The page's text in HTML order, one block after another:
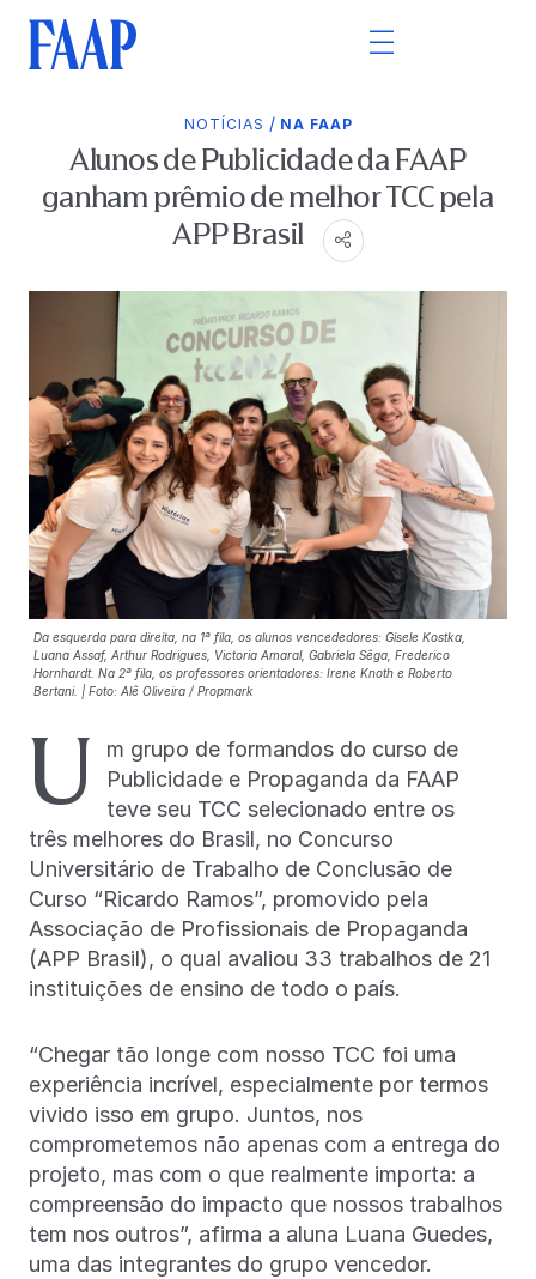
NOTÍCIAS / NA FAAP
Alunos de Publicidade da FAAP
ganham prêmio de melhor TCC pela
APP Brasil
Da esquerda para direita, na 1ª fila, os alunos vencededores: Gisele Kostka,
Luana Assaf, Arthur Rodrigues, Victoria Amaral, Gabriela Sêga, Frederico
Hornhardt. Na 2ª fila, os professores orientadores: Irene Knoth e Roberto
Bertani. | Foto: Alê Oliveira / Propmark
U
m grupo de formandos do curso de
Publicidade e Propaganda da FAAP
teve seu TCC selecionado entre os
três melhores do Brasil, no Concurso
Universitário de Trabalho de Conclusão de
Curso “Ricardo Ramos”, promovido pela
Associação de Profissionais de Propaganda
(APP Brasil), o qual avaliou 33 trabalhos de 21
instituições de ensino de todo o país.
“Chegar tão longe com nosso TCC foi uma
experiência incrível, especialmente por termos
vivido isso em grupo. Juntos, nos
comprometemos não apenas com a entrega do
projeto, mas com o que realmente importa: a
compreensão do impacto que nossos trabalhos
tem nos outros”, afirma a aluna Luana Guedes,
uma das integrantes do grupo vencedor.